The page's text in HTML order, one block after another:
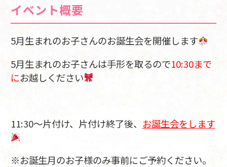
イベント概要
5月生まれのお子さんのお誕生会を開催します
5月生まれのお子さんは手形を取るので10:30まで
にお越しください
11:30～片付け、片付け終了後、 お誕生会をします
※お誕生月のお子様のみ事前にご予約ください。